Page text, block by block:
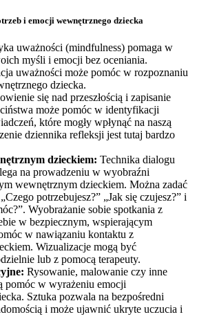
i emocji wewnętrznego dziecka
uważności (mindfulness) pomaga w
myśli i emocji bez oceniania.
uważności może pomóc w rozpoznaniu
dziecka.
się nad przeszłością i zapisanie
może pomóc w identyfikacji
które mogły wpłynąć na naszą
dziennika refleksji jest tutaj bardzo
dzieckiem: Technika dialogu
na prowadzeniu w wyobraźni
wewnętrznym dzieckiem. Można zadać
potrzebujesz?” „Jak się czujesz?” i
Wyobrażanie sobie spotkania z
w bezpiecznym, wspierającym
w nawiązaniu kontaktu z
Wizualizacje mogą być
lub z pomocą terapeuty.
Rysowanie, malowanie czy inne
pomóc w wyrażeniu emocji
Sztuka pozwala na bezpośredni
i może ujawnić ukryte uczucia i